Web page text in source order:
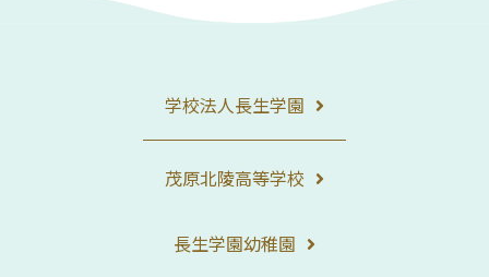
学校法人長生学園
茂原北陵高等学校
長生学園幼稚園